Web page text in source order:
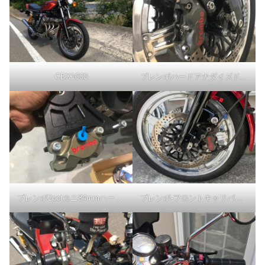
CBX1000 ブレンボハードアナダイズド-チタン-40mm
ブレンボ2potカニ84mmハードアノダイズドCNC ブレンボ-フロントキャリパー40mmCNCチタン